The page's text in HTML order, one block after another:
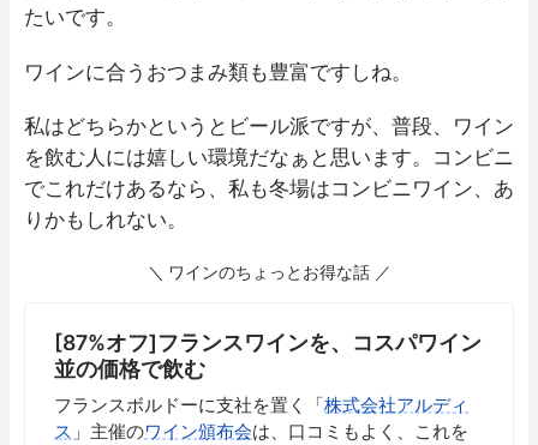
たいです。
ワインに合うおつまみ類も豊富ですしね。
私はどちらかというとビール派ですが、普段、ワイン
を飲む人には嬉しい環境だなぁと思います。コンビニ
でこれだけあるなら、私も冬場はコンビニワイン、あ
りかもしれない。
ワインのちょっとお得な話
[87%オフ]フランスワインを、コスパワイン
並の価格で飲む
フランスボルドーに支社を置く「株式会社アルディ
ス 」主催のワイン頒布会は、口コミもよく、これを